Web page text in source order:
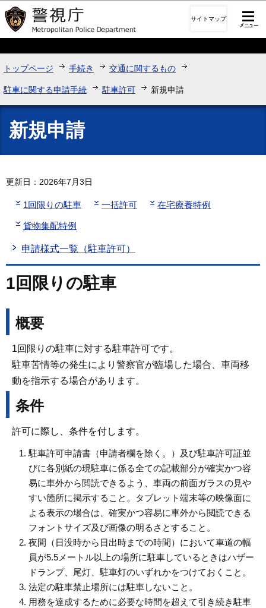
このページの本文へ移動
サイトマップ
トップページ 手続き 交通に関するもの
駐車に関する申請手続 駐車許可 新規申請
新規申請
更新日：2026年7月3日
1回限りの駐車 一括許可 在宅療養特例
貨物集配特例
申請様式一覧（駐車許可）
1回限りの駐車
概要
1回限りの駐車に対する駐車許可です。
駐車苦情等の発生により警察官が臨場した場合、車両移
動を指示する場合があります。
条件
許可に際し、条件を付します。
駐車許可申請書（申請者欄を除く。）及び駐車許可証並
びに各別紙の現駐車に係る全ての記載部分が確実かつ容
易に車外から閲読できるよう、車両の前面ガラスの見や
すい箇所に掲示すること。タブレット端末等の映像面に
よる表示の場合は、確実かつ容易に車外から閲読できる
フォントサイズ及び画像の明るさとすること。
夜間（日没時から日出時までの時間）において車道の幅
員が5.5メートル以上の場所に駐車しているときはハザー
ドランプ、尾灯、駐車灯のいずれかをつけておくこと。
法定の駐車禁止場所には駐車しないこと。
用務を達成するために必要な時間を超えて引き続き駐車